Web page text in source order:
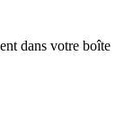
dans votre boîte